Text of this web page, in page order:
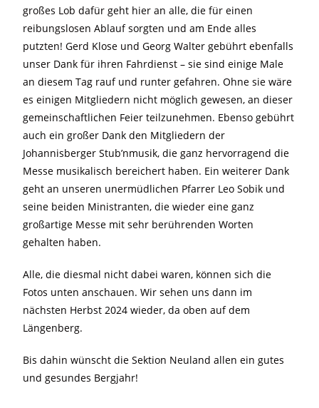
großes Lob dafür geht hier an alle, die für einen
reibungslosen Ablauf sorgten und am Ende alles
putzten! Gerd Klose und Georg Walter gebührt ebenfalls
unser Dank für ihren Fahrdienst – sie sind einige Male
an diesem Tag rauf und runter gefahren. Ohne sie wäre
es einigen Mitgliedern nicht möglich gewesen, an dieser
gemeinschaftlichen Feier teilzunehmen. Ebenso gebührt
auch ein großer Dank den Mitgliedern der
Johannisberger Stub’nmusik, die ganz hervorragend die
Messe musikalisch bereichert haben. Ein weiterer Dank
geht an unseren unermüdlichen Pfarrer Leo Sobik und
seine beiden Ministranten, die wieder eine ganz
großartige Messe mit sehr berührenden Worten
gehalten haben.
Alle, die diesmal nicht dabei waren, können sich die
Fotos unten anschauen. Wir sehen uns dann im
nächsten Herbst 2024 wieder, da oben auf dem
Längenberg.
Bis dahin wünscht die Sektion Neuland allen ein gutes
und gesundes Bergjahr!